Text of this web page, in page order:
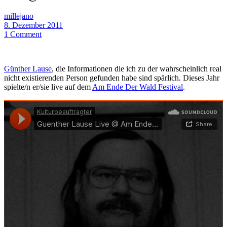
millejano
8. Dezember 2011
1 Comment
Günther Lause, die Informationen die ich zu der wahrscheinlich real
nicht existierenden Person gefunden habe sind spärlich. Dieses Jahr
spielte/n er/sie live auf demAm Ende Der Wald Festival.